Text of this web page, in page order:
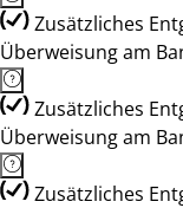
Zusätzliches
Überweisung am
Zusätzliches
Überweisung am
Zusätzliches